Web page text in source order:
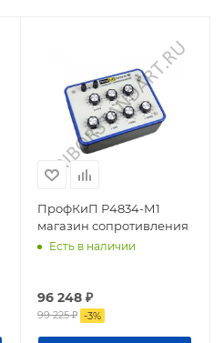
ПрофКиП Р4834-М1
магазин сопротивления
Есть в наличии
96 248 ₽
99 225₽ -3%